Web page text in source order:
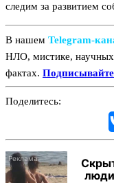
следим за развитием
В нашем
НЛО, мистике, научных
фактах.
Поделитесь:
люди